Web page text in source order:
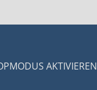
AKTIVIEREN